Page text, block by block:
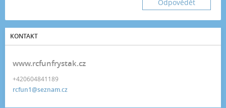
Odpovědět
KONTAKT
www.rcfunfrystak.cz
+420604841189
rcfun1@seznam.cz